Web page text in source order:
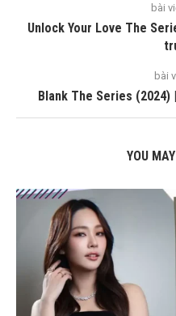
bài
Unlock Your Love The
bài
Blank The Series (2024)
YOU